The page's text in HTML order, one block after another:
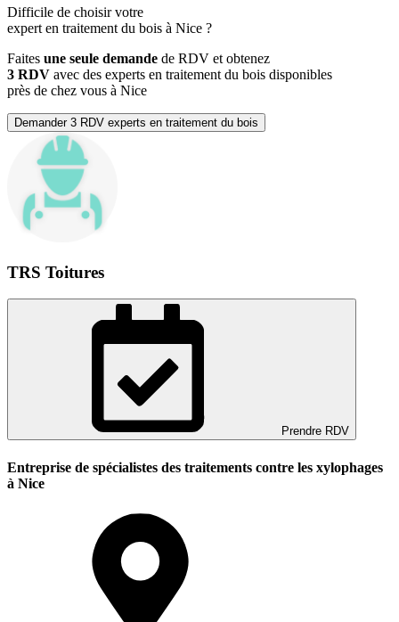
Difficile de choisir votre
expert en traitement du bois à Nice ?
Faites une seule demande de RDV et obtenez
3 RDV avec des experts en traitement du bois disponibles
près de chez vous à Nice
Demander 3 RDV experts en traitement du bois
TRS Toitures
Prendre RDV
Entreprise de spécialistes des traitements contre les xylophages
à Nice